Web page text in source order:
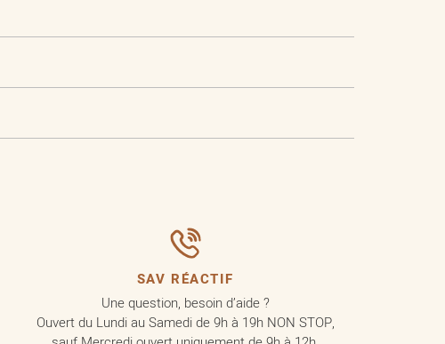
SAV RÉACTIF
Une question, besoin d’aide ?
Ouvert du Lundi au Samedi de 9h à 19h NON STOP,